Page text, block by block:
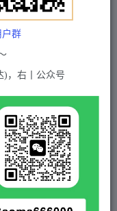
级会员(永久VIP) 免费
户群
)，右丨公众号